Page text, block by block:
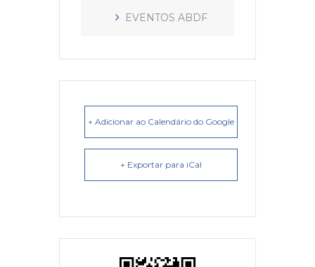
EVENTOS ABDF
+ Adicionar ao Calendário do Google
+ Exportar para iCal